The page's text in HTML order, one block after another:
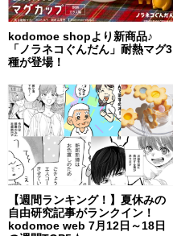
kodomoe shopより新商品♪
「ノラネコぐんだん」耐熱マグ3
種が登場！
【週間ランキング！】夏休みの
自由研究記事がランクイン！
kodomoe web 7月12日～18日